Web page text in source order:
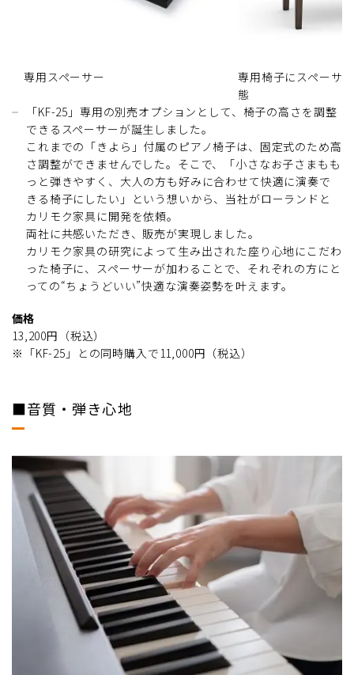
専用スペーサー
専用椅子にスペーサ
態
「KF-25」専用の別売オプションとして、椅子の高さを調整
できるスペーサーが誕生しました。
これまでの「きよら」付属のピアノ椅子は、固定式のため高
さ調整ができませんでした。そこで、「小さなお子さまもも
っと弾きやすく、大人の方も好みに合わせて快適に演奏で
きる椅子にしたい」という想いから、当社がローランドと
カリモク家具に開発を依頼。
両社に共感いただき、販売が実現しました。
カリモク家具の研究によって生み出された座り心地にこだわ
った椅子に、スペーサーが加わることで、それぞれの方にと
っての“ちょうどいい”快適な演奏姿勢を叶えます。
価格
13,200円（税込）
※「KF-25」との同時購入で11,000円（税込）
■音質・弾き心地